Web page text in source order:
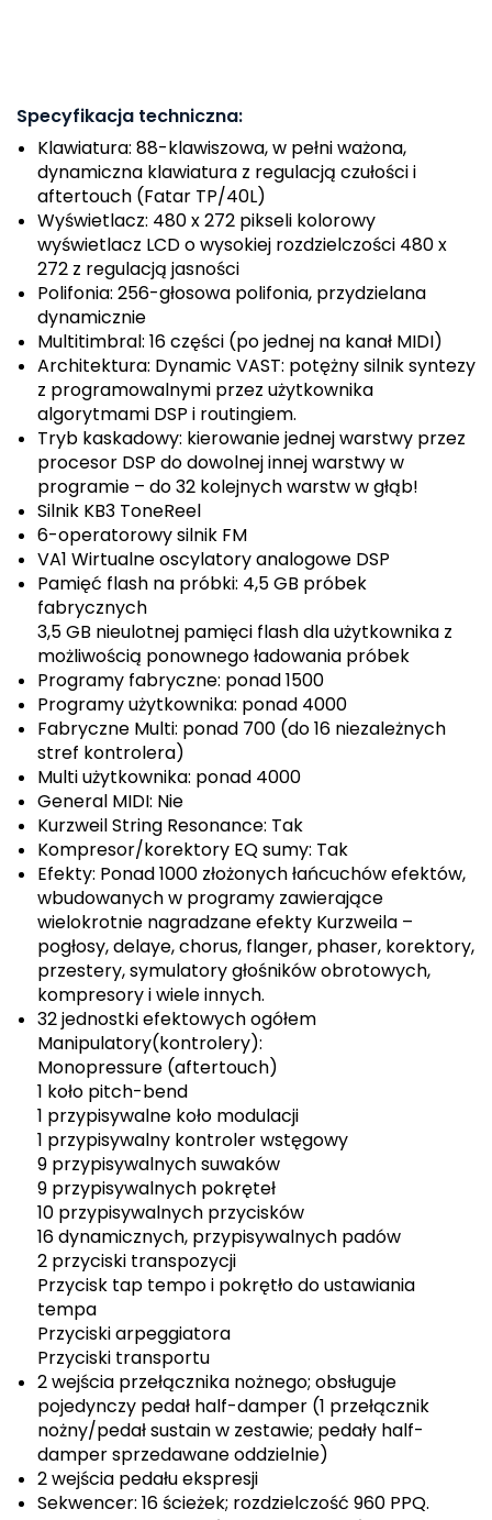
Specyfikacja techniczna:
Klawiatura: 88-klawiszowa, w pełni ważona,
dynamiczna klawiatura z regulacją czułości i
aftertouch (Fatar TP/40L)
Wyświetlacz: 480 x 272 pikseli kolorowy
wyświetlacz LCD o wysokiej rozdzielczości 480 x
272 z regulacją jasności
Polifonia: 256-głosowa polifonia, przydzielana
dynamicznie
Multitimbral: 16 części (po jednej na kanał MIDI)
Architektura: Dynamic VAST: potężny silnik syntezy
z programowalnymi przez użytkownika
algorytmami DSP i routingiem.
Tryb kaskadowy: kierowanie jednej warstwy przez
procesor DSP do dowolnej innej warstwy w
programie – do 32 kolejnych warstw w głąb!
Silnik KB3 ToneReel
6-operatorowy silnik FM
VA1 Wirtualne oscylatory analogowe DSP
Pamięć flash na próbki: 4,5 GB próbek
fabrycznych
3,5 GB nieulotnej pamięci flash dla użytkownika z
możliwością ponownego ładowania próbek
Programy fabryczne: ponad 1500
Programy użytkownika: ponad 4000
Fabryczne Multi: ponad 700 (do 16 niezależnych
stref kontrolera)
Multi użytkownika: ponad 4000
General MIDI: Nie
Kurzweil String Resonance: Tak
Kompresor/korektory EQ sumy: Tak
Efekty: Ponad 1000 złożonych łańcuchów efektów,
wbudowanych w programy zawierające
wielokrotnie nagradzane efekty Kurzweila –
pogłosy, delaye, chorus, flanger, phaser, korektory,
przestery, symulatory głośników obrotowych,
kompresory i wiele innych.
32 jednostki efektowych ogółem
Manipulatory(kontrolery):
Monopressure (aftertouch)
1 koło pitch-bend
1 przypisywalne koło modulacji
1 przypisywalny kontroler wstęgowy
9 przypisywalnych suwaków
9 przypisywalnych pokręteł
10 przypisywalnych przycisków
16 dynamicznych, przypisywalnych padów
2 przyciski transpozycji
Przycisk tap tempo i pokrętło do ustawiania
tempa
Przyciski arpeggiatora
Przyciski transportu
2 wejścia przełącznika nożnego; obsługuje
pojedynczy pedał half-damper (1 przełącznik
nożny/pedał sustain w zestawie; pedały half-
damper sprzedawane oddzielnie)
2 wejścia pedału ekspresji
Sekwencer: 16 ścieżek; rozdzielczość 960 PPQ.